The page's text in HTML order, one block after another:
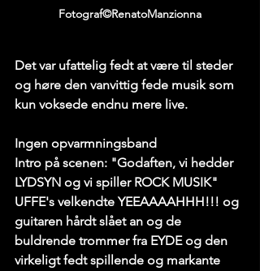
Fotograf©RenatoManzionna
Det var ufattelig fedt at være til steder
og høre den vanvittig fede musik som
kun voksede endnu mere live.
Ingen opvarmningsband
Intro på scenen: "Godaften, vi hedder
LYDSYN og vi spiller ROCK MUSIK"
UFFE's velkendte YEEAAAAHHH!!! og
guitaren hårdt slået an og de
buldrende trommer fra EYDE og den
virkeligt fedt spillende og markante